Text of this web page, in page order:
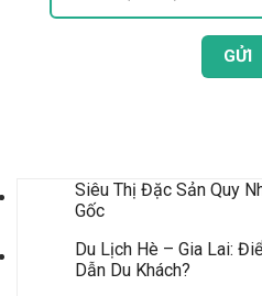
Siêu Thị Đặc Sản Quy
Gốc
Du Lịch Hè – Gia Lai:
Dẫn Du Khách?